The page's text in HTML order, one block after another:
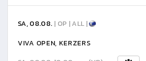
SA, 08.08. | OP | ALL |
VIVA OPEN, KERZERS